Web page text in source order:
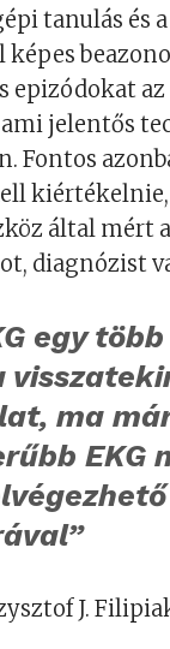
tanulás
képes
jelentős
Fontos
kiértékelnie,
által
diagnózist
egy
ma
EKG
J.